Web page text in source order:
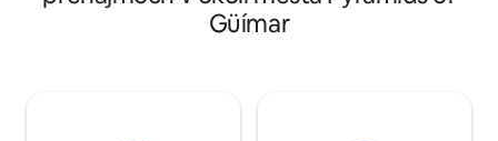
spotreby elektrickej energie. Udržateľný
plne kuchári
Güímar